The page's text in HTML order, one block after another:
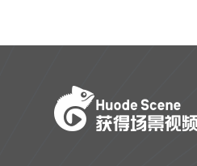
回调地址相关API
错误码说明